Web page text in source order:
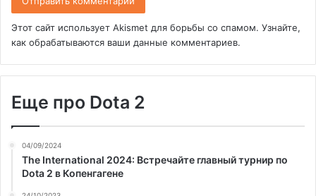
Этот сайт использует Akismet для борьбы со спамом. Узнайте,
как обрабатываются ваши данные комментариев.
Еще про Dota 2
04/09/2024
The International 2024: Встречайте главный турнир по
Dota 2 в Копенгагене